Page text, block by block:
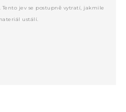
jev se postupně vytratí, jakmile
ustálí.